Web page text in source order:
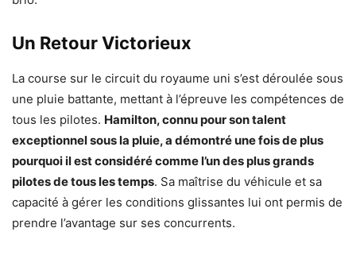
Un Retour Victorieux
La course sur le circuit du royaume uni s’est déroulée sous
une pluie battante, mettant à l’épreuve les compétences de
tous les pilotes. Hamilton, connu pour son talent
exceptionnel sous la pluie, a démontré une fois de plus
pourquoi il est considéré comme l’un des plus grands
pilotes de tous les temps. Sa maîtrise du véhicule et sa
capacité à gérer les conditions glissantes lui ont permis de
prendre l’avantage sur ses concurrents.